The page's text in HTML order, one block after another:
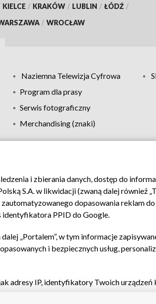
KIELCE / KRAKÓW / LUBLIN / ŁÓDŹ /
/ WROCŁAW
Naziemna Telewizja Cyfrowa
Program dla prasy
Serwis fotograficzny
Merchandising (znaki)
Biuro reklamy Kontakt
i zbierania danych, dostęp do
S.A. w likwidacji (zwaną dalej również
dopasowania reklam
identyfikatora PPID do Google.
dalej „Portalem”, w tym informacje
i bezpiecznych usług,
adresy IP, identyfikatory Twoich